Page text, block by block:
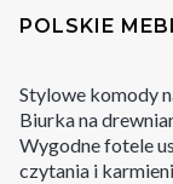
POLSKIE
Stylowe komody
Biurka na
Wygodne fotele
czytania i